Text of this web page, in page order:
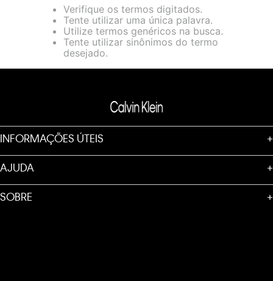
entre outros, a capacidade de comprar um item em nossa
loja virtual. Para maiores informações sobre o nosso aviso de
Cookies acesse o link.
Verifique os termos digitados.
Tente utilizar uma única palavra.
Utilize termos genéricos na busca.
Tente utilizar sinônimos do termo
desejado.
INFORMAÇÕES ÚTEIS +
AJUDA +
SOBRE +